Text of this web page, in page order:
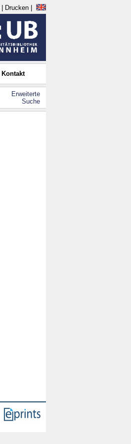
Drucken
Kontakt
Erweiterte
Suche